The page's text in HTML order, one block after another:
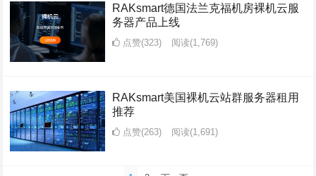
RAKsmart德国法兰克福机房裸机云服
务器产品上线
点赞(323) 阅读(1,769)
RAKsmart美国裸机云站群服务器租用
推荐
点赞(263) 阅读(1,691)